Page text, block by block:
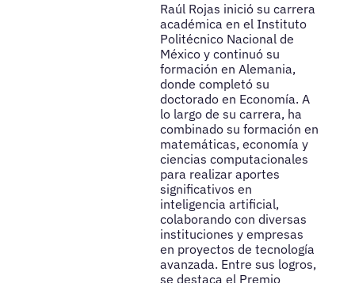
Raúl Rojas inició su carrera
académica en el Instituto
Politécnico Nacional de
México y continuó su
formación en Alemania,
donde completó su
doctorado en Economía. A
lo largo de su carrera, ha
combinado su formación en
matemáticas, economía y
ciencias computacionales
para realizar aportes
significativos en
inteligencia artificial,
colaborando con diversas
instituciones y empresas
en proyectos de tecnología
avanzada. Entre sus logros,
se destaca el Premio